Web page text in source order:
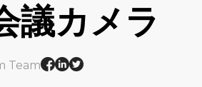
議カメラ
Team